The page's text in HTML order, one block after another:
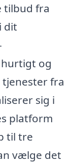
tilbud fra
dit
og
fra
sig i
platform
til tre
vælge det